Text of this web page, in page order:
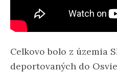
Celkovo bolo z územia
deportovaných do